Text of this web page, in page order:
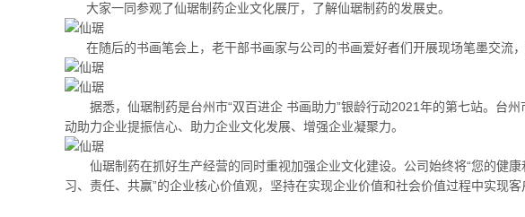
大家一同参观了仙琚制药企业文化展厅，了解仙琚制药的发展史。
在随后的书画笔会上，老干部书画家与公司的书画爱好者们开展现场笔墨交流
据悉，仙琚制药是台州市“双百进企 书画助力”银龄行动2021年的第七站。台州
动助力企业提振信心、助力企业文化发展、增强企业凝聚力。
仙琚制药在抓好生产经营的同时重视加强企业文化建设。公司始终将“您的健康
习、责任、共赢”的企业核心价值观，坚持在实现企业价值和社会价值过程中实现客